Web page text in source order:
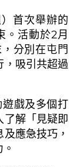
首次舉辦的
。活動於2月
分別在屯門
，吸引共超過
戲及多個打
了解「見疑即
應急技巧，